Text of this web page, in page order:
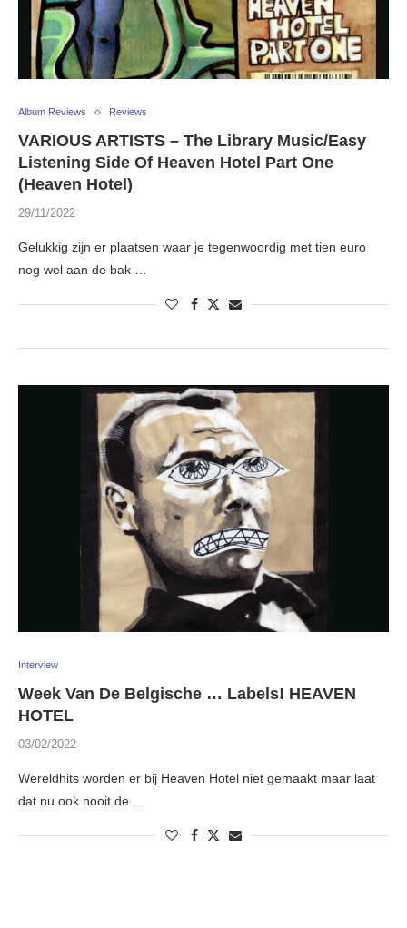
Album Reviews Reviews
VARIOUS ARTISTS – The Library Music/Easy
Listening Side Of Heaven Hotel Part One
(Heaven Hotel)
29/11/2022
Gelukkig zijn er plaatsen waar je tegenwoordig met tien euro
nog wel aan de bak …
Interview
Week Van De Belgische … Labels! HEAVEN
HOTEL
03/02/2022
Wereldhits worden er bij Heaven Hotel niet gemaakt maar laat
dat nu ook nooit de …